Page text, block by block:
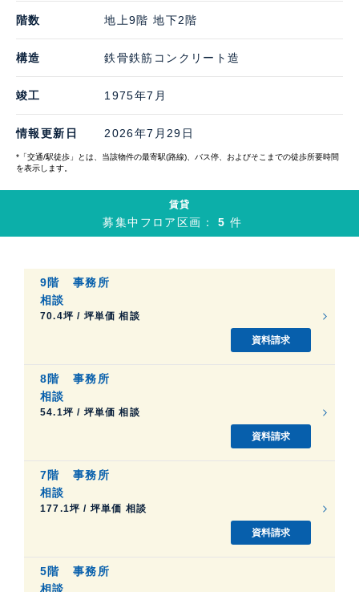
階数 地上9階 地下2階
構造 鉄骨鉄筋コンクリート造
竣工 1975年7月
情報更新日 2026年7月29日
*「交通/駅徒歩」とは、当該物件の最寄駅(路線)、バス停、およびそこまでの徒歩所要時間
を表示します。
賃貸
募集中フロア区画：5件
9階 事務所
相談
70.4坪 / 坪単価 相談
資料請求
8階 事務所
相談
54.1坪 / 坪単価 相談
資料請求
7階 事務所
相談
177.1坪 / 坪単価 相談
資料請求
5階 事務所
相談